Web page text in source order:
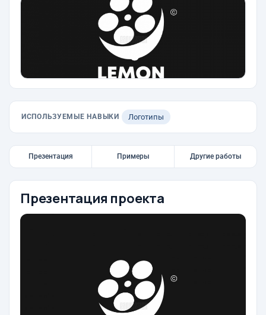
ИСПОЛЬЗУЕМЫЕ НАВЫКИ Логотипы
Презентация Примеры Другие работы
Презентация проекта